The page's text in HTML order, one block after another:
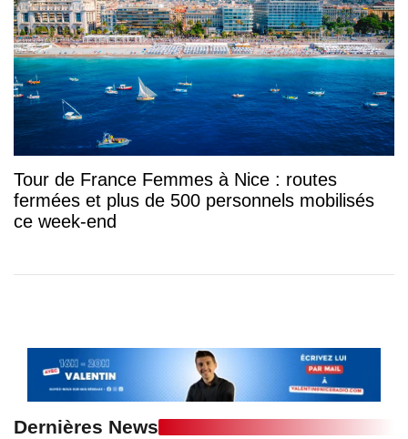
Tour de France Femmes à Nice : routes
fermées et plus de 500 personnels mobilisés
ce week-end
Dernières News